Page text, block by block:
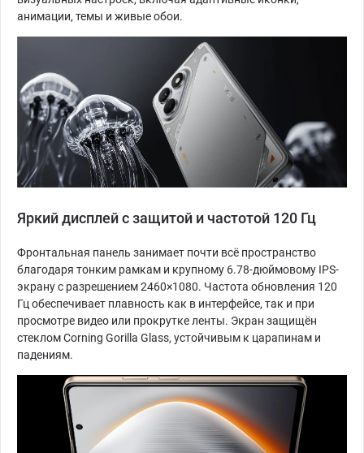
анимации, темы и живые обои.
Яркий дисплей с защитой и частотой 120 Гц
Фронтальная панель занимает почти всё пространство
благодаря тонким рамкам и крупному 6.78-дюймовому IPS-
экрану с разрешением 2460×1080. Частота обновления 120
Гц обеспечивает плавность как в интерфейсе, так и при
просмотре видео или прокрутке ленты. Экран защищён
стеклом Corning Gorilla Glass, устойчивым к царапинам и
падениям.